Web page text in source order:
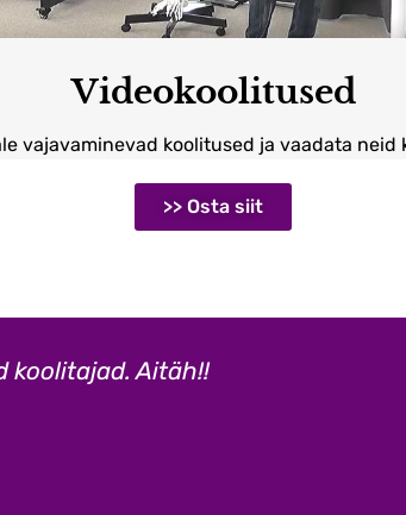
Videokoolitused
vajavaminevad koolitused ja vaadata neid
>> Osta siit
koolitajad. Aitäh!!